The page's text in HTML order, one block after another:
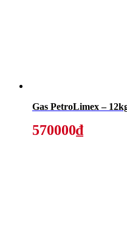
Gas PetroLimex –
570000₫